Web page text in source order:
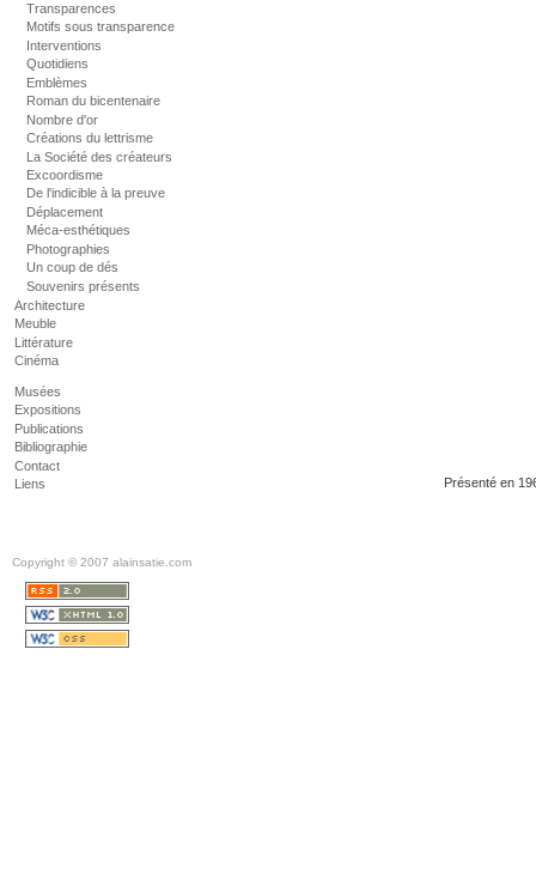
Présenté en
Transparences
Motifs sous transparence
Interventions
Quotidiens
Emblèmes
Roman du bicentenaire
Nombre d'or
Créations du lettrisme
La Société des créateurs
Excoordisme
De l'indicible à la preuve
Déplacement
Méca-esthétiques
Photographies
Un coup de dés
Souvenirs présents
Architecture
Meuble
Littérature
Cinéma
Musées
Expositions
Publications
Bibliographie
Contact
Liens
Copyright © 2007 alainsatie.com